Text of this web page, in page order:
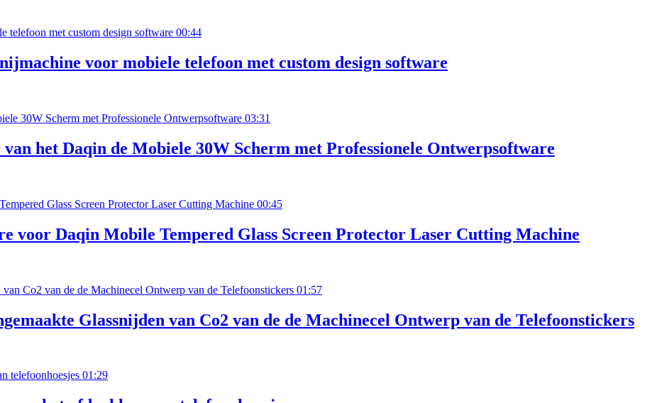
00:44
voor mobiele telefoon met custom design software
03:31
het Daqin de Mobiele 30W Scherm met Professionele Ontwerpsoftware
00:45
voor Daqin Mobile Tempered Glass Screen Protector Laser Cutting Machine
01:57
Glassnijden van Co2 van de de Machinecel Ontwerp van de Telefoonstickers
01:29